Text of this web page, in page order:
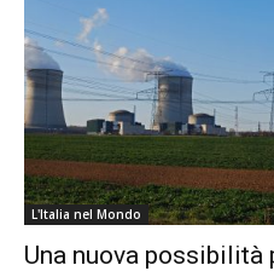
L'Italia nel Mondo
Una nuova